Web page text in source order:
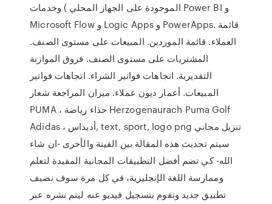
الموجودة على الجهاز المحلي ) وخدمات Power BI و
Microsoft Flow و Logic Apps و PowerApps. قائمة
العملاء. قائمة الموردين. المبيعات على مستوى الصنف.
المشتريات على مستوى الصنف. فروق الموازنة
التقديرية. اتجاهات فواتير الشراء. اتجاهات فواتير
المبيعات. أعمار ديون عملاء. ميزان المراجعة شعار
PUMA ، حذاء رياضة Herzogenaurach Puma Golf
Adidas ، أديداس, text, sport, logo png تنزيل مجاني
سيتم تحديث هذه المقالة بين الفينة والأخرى -ان شاء
الله- كي تضم أفضل التطبيقات المجانية المفيدة لتعلم
وممارسة اللغة الإنجليزية، في كل مرة سوف نضيف
تطبيق جديد ونقوم بتسجيل فيديو عنه ليتم نشره عبر